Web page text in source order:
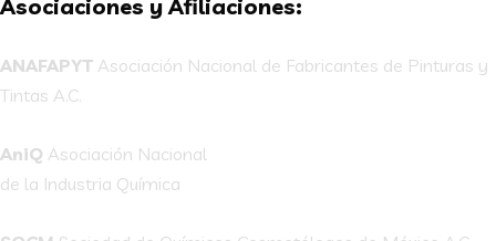
Asociaciones y Afiliaciones:
ANAFAPYT Asociación Nacional de Fabricantes de Pinturas y
Tintas A.C.
AniQ Asociación Nacional
de la Industria Química